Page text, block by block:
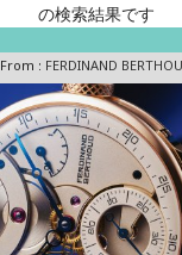
の検索結果です
From : FERDINAND